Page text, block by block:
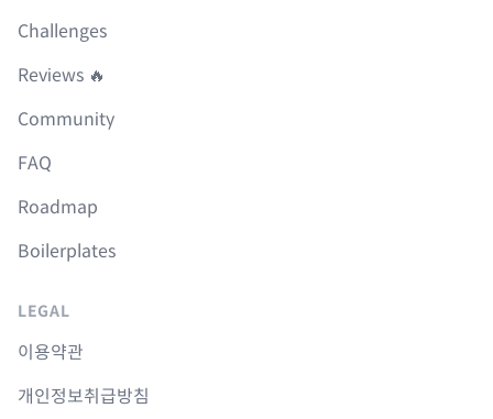
Challenges
Reviews 🔥
Community
FAQ
Roadmap
Boilerplates
LEGAL
이용약관
개인정보취급방침